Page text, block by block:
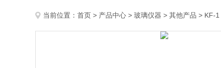
当前位置： 首页 > 产品中心 > 玻璃仪器 > 其他产品 > KF-1